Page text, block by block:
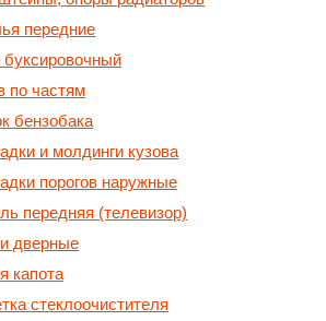
передние
по частям
бензобака
и молдинги кузова
порогов наружные
передняя (телевизор)
дверные
капота
стеклоочистителя